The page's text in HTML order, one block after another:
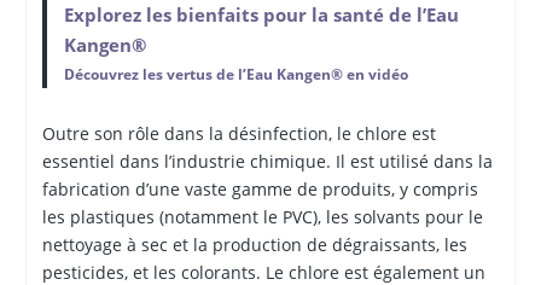
Explorez les bienfaits pour la santé de l’Eau
Kangen®
Découvrez les vertus de l’Eau Kangen® en vidéo
Outre son rôle dans la désinfection, le chlore est
essentiel dans l’industrie chimique. Il est utilisé dans la
fabrication d’une vaste gamme de produits, y compris
les plastiques (notamment le PVC), les solvants pour le
nettoyage à sec et la production de dégraissants, les
pesticides, et les colorants. Le chlore est également un